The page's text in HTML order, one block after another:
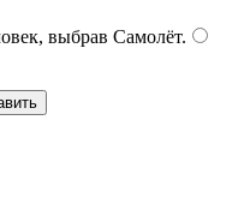
выбрав Самолёт.